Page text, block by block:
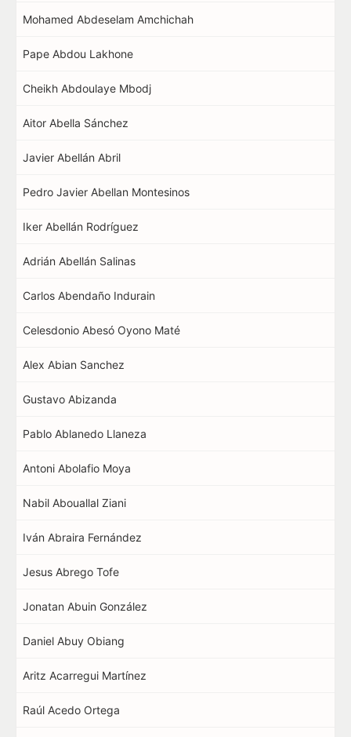
Mohamed Abdeselam Amchichah
Pape Abdou Lakhone
Cheikh Abdoulaye Mbodj
Aitor Abella Sánchez
Javier Abellán Abril
Pedro Javier Abellan Montesinos
Iker Abellán Rodríguez
Adrián Abellán Salinas
Carlos Abendaño Indurain
Celesdonio Abesó Oyono Maté
Alex Abian Sanchez
Gustavo Abizanda
Pablo Ablanedo Llaneza
Antoni Abolafio Moya
Nabil Abouallal Ziani
Iván Abraira Fernández
Jesus Abrego Tofe
Jonatan Abuin González
Daniel Abuy Obiang
Aritz Acarregui Martínez
Raúl Acedo Ortega